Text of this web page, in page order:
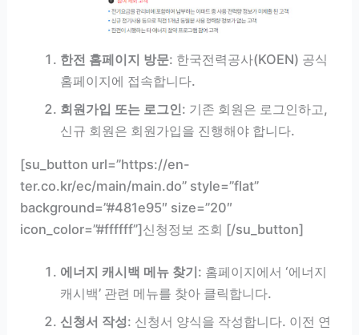
한전 홈페이지 방문: 한국전력공사(KOEN) 공식
홈페이지에 접속합니다.
회원가입 또는 로그인: 기존 회원은 로그인하고,
신규 회원은 회원가입을 진행해야 합니다.
[su_button url=”https://en-
ter.co.kr/ec/main/main.do” style=”flat”
background=”#481e95″ size=”20″
icon_color=”#ffffff”]신청정보 조회 [/su_button]
에너지 캐시백 메뉴 찾기: 홈페이지에서 ‘에너지
캐시백’ 관련 메뉴를 찾아 클릭합니다.
신청서 작성: 신청서 양식을 작성합니다. 이전 연